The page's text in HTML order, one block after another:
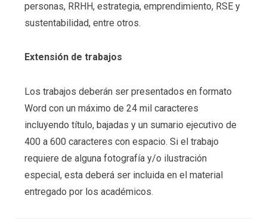
personas, RRHH, estrategia, emprendimiento, RSE y
sustentabilidad, entre otros.
Extensión de trabajos
Los trabajos deberán ser presentados en formato
Word con un máximo de 24 mil caracteres
incluyendo título, bajadas y un sumario ejecutivo de
400 a 600 caracteres con espacio. Si el trabajo
requiere de alguna fotografía y/o ilustración
especial, esta deberá ser incluida en el material
entregado por los académicos.